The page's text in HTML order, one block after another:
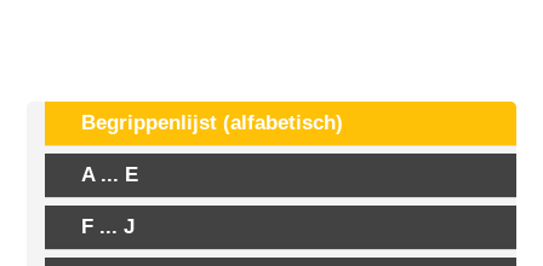
Begrippenlijst (alfabetisch)
A ... E
F ... J